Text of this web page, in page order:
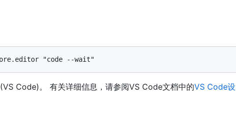
(VS Code)。 有关详细信息，请参阅VS Code文档中的VS Code设